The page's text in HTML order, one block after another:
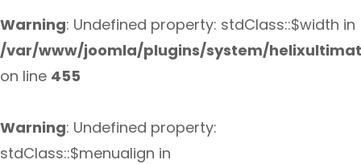
Warning: Undefined property: stdClass::$width in
/var/www/joomla/plugins/system/
on line 455
Warning: Undefined property:
stdClass::$menualign in